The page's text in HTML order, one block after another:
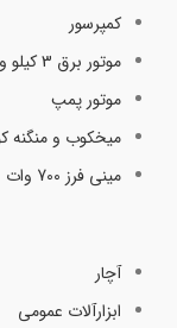
کمپرسور
موتور برق 3 کیلو وات
موتور پمپ
میخکوب و منگنه
مینی فرز 700 وات
آچار
ابزارآلات عمومی